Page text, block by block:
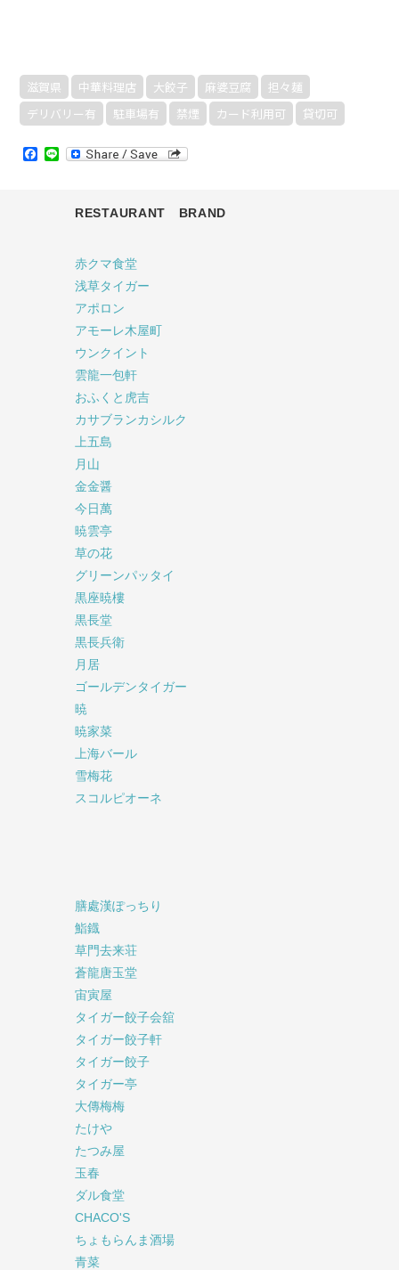
滋賀県 中華料理店 大餃子 麻婆豆腐
担々麺
デリバリー有
駐車場有 禁煙 カード利用可 貸切可
Facebook
Line
RESTAURANT BRAND
赤クマ食堂
浅草タイガー
アポロン
アモーレ木屋町
ウンクイント
雲龍一包軒
おふくと虎吉
カサブランカシルク
上五島
月山
金金醤
今日萬
暁雲亭
草の花
グリーンパッタイ
黒座暁樓
黒長堂
黒長兵衛
月居
ゴールデンタイガー
暁
暁家菜
上海バール
雪梅花
スコルピオーネ
膳處漢ぽっちり
鮨鐡
草門去来荘
蒼龍唐玉堂
宙寅屋
タイガー餃子会舘
タイガー餃子軒
タイガー餃子
タイガー亭
大傳梅梅
たけや
たつみ屋
玉春
ダル食堂
CHACO'S
ちょもらんま酒場
青菜